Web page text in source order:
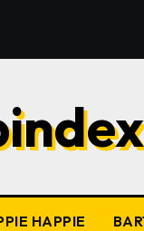
HAPPIE